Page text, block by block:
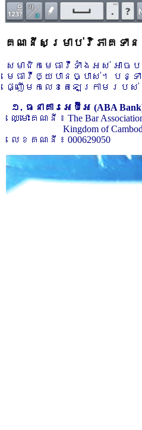
គណនីសម្រាប់វិភាគទាន
សមាជិកមេធាវីទាំងអស់ អា
មេធាវីឲ្យបានច្បាស់។ ប
ផ្ញើមកលេខតេឡេក្រាមរបស់ គ
១. ធនាគារអេប៊ីអេ (ABA
ឈ្មោះគណនី ៖ The Bar
Kingdom of
លេខគណនី ៖ 000629050